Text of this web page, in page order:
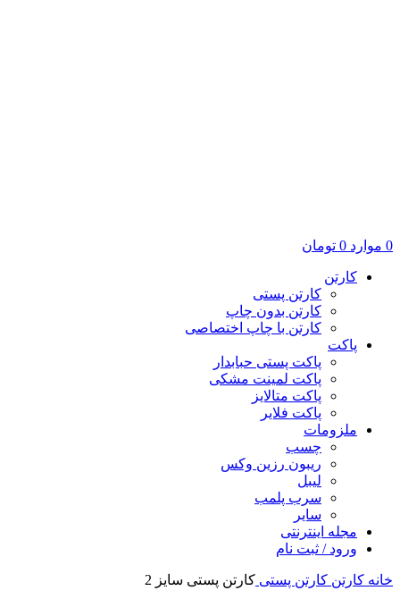
0 موارد 0 تومان
کارتن
کارتن پستی
کارتن بدون چاپ
کارتن با چاپ اختصاصی
پاکت
پاکت پستی حبابدار
پاکت لمینت مشکی
پاکت متالایز
پاکت فلایر
ملزومات
چسب
ریبون رزین وکس
لیبل
سرب پلمب
سایر
مجله اینترنتی
ورود / ثبت نام
خانه کارتن کارتن پستی کارتن پستی سایز 2